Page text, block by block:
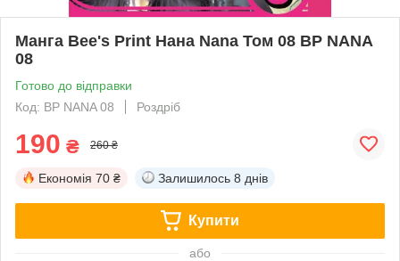
Манга Bee's Print Нана Nana Том 08 BP NANA
08
Готово до відправки
Код: BP NANA 08
Роздріб
190 ₴ 260 ₴
Економія 70 ₴ Залишилось 8 днів
Купити
або